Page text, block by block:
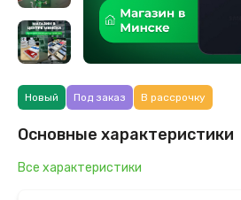
Новый Под заказ В рассрочку
Основные характеристики
Все характеристики